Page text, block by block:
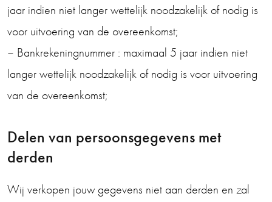
jaar indien niet langer wettelijk noodzakelijk of nodig is
voor uitvoering van de overeenkomst;
– Bankrekeningnummer : maximaal 5 jaar indien niet
langer wettelijk noodzakelijk of nodig is voor uitvoering
van de overeenkomst;
Delen van persoonsgegevens met
derden
Wij verkopen jouw gegevens niet aan derden en zal